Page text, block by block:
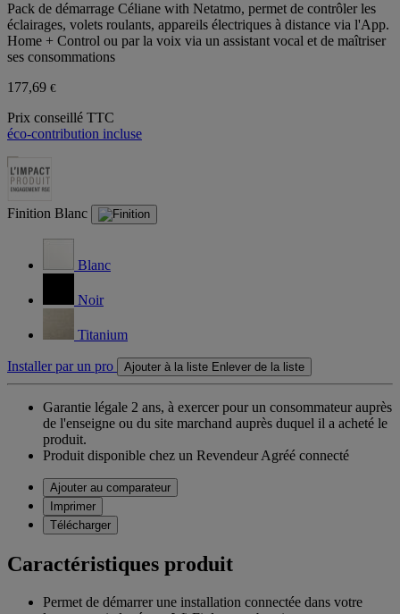
Pack de démarrage Céliane with Netatmo, permet de contrôler les
éclairages, volets roulants, appareils électriques à distance via l'App.
Home + Control ou par la voix via un assistant vocal et de maîtriser
ses consommations
177,69 €
Prix conseillé TTC
éco-contribution incluse
Finition Blanc
Blanc
Noir
Titanium
Installer par un pro Ajouter à la liste Enlever de la liste
Garantie légale 2 ans, à exercer pour un consommateur auprès
de l'enseigne ou du site marchand auprès duquel il a acheté le
produit.
Produit disponible chez un Revendeur Agréé connecté
Ajouter au comparateur
Imprimer
Télécharger
Caractéristiques produit
Permet de démarrer une installation connectée dans votre